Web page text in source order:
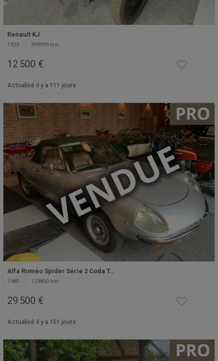
Renault KJ
1923 999999 km
12 500 €
Actualisé il y a 111 jours
Alfa Roméo Spider Série 2 Coda T…
1980 129800 km
29 500 €
Actualisé il y a 151 jours